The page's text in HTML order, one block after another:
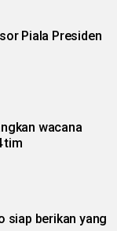
Piala Presiden
wacana
tim
siap berikan yang